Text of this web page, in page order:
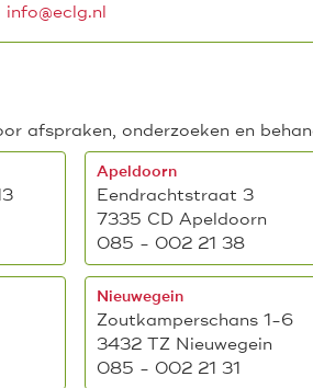
info@eclg.nl
afspraken, onderzoeken en
Apeldoorn
Eendrachtstraat 3
7335 CD Apeldoorn
085 - 002 21 38
Nieuwegein
Zoutkamperschans 1-6
3432 TZ Nieuwegein
085 - 002 21 31